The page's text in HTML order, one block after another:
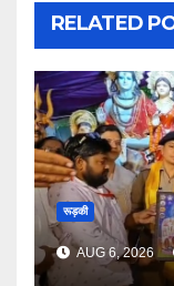
RELATED
रूड़की
AUG 6, 2026